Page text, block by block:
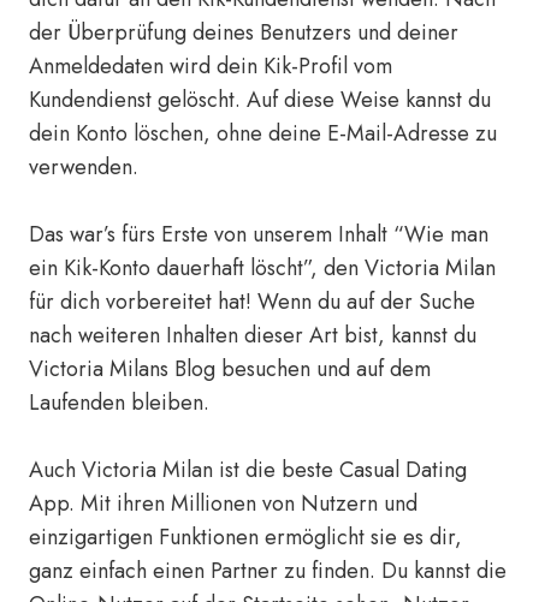
der Überprüfung deines Benutzers und deiner
Anmeldedaten wird dein Kik-Profil vom
Kundendienst gelöscht. Auf diese Weise kannst du
dein Konto löschen, ohne deine E-Mail-Adresse zu
verwenden.
Das war’s fürs Erste von unserem Inhalt “Wie man
ein Kik-Konto dauerhaft löscht”, den Victoria Milan
für dich vorbereitet hat! Wenn du auf der Suche
nach weiteren Inhalten dieser Art bist, kannst du
Victoria Milans Blog besuchen und auf dem
Laufenden bleiben.
Auch Victoria Milan ist die beste Casual Dating
App. Mit ihren Millionen von Nutzern und
einzigartigen Funktionen ermöglicht sie es dir,
ganz einfach einen Partner zu finden. Du kannst die